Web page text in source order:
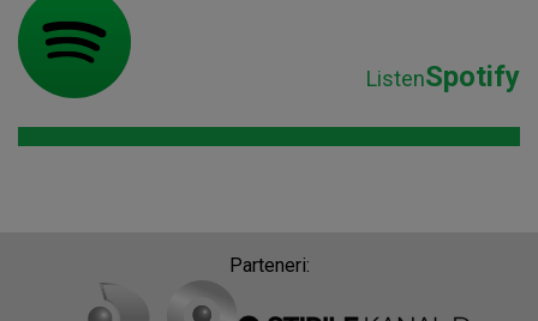
ListenSpotify
Parteneri: